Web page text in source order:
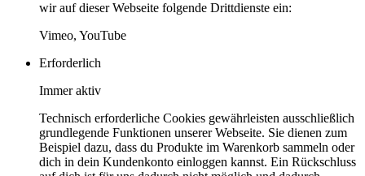
wir auf dieser Webseite folgende Drittdienste ein:
Vimeo, YouTube
Erforderlich
Immer aktiv
Technisch erforderliche Cookies gewährleisten ausschließlich
grundlegende Funktionen unserer Webseite. Sie dienen zum
Beispiel dazu, dass du Produkte im Warenkorb sammeln oder
dich in dein Kundenkonto einloggen kannst. Ein Rückschluss